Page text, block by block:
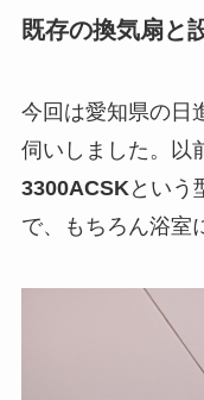
既存の換気扇と
今回は愛知県の日
伺いしました。以
3300ACSKという
で、もちろん浴室